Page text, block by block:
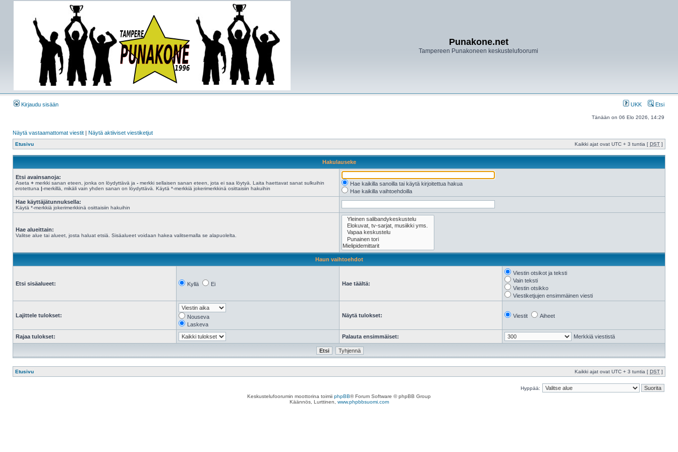
Punakone.net
Tampereen Punakoneen keskustelufoorumi
Kirjaudu sisään UKK Etsi
Tänään on 06 Elo 2026, 14:29
Näytä vastaamattomat viestit | Näytä aktiiviset viestiketjut
Etusivu Kaikki ajat ovat UTC + 3 tuntia [ DST ]
Hakulauseke
Etsi avainsanoja:
Aseta + merkki sanan eteen, jonka on löydyttävä ja - merkki sellaisen sanan eteen, jota ei saa löytyä. Laita haettavat sanat sulkuihin
erotettuna |-merkillä, mikäli vain yhden sanan on löydyttävä. Käytä *-merkkiä jokerimerkkinä osittaisiin hakuihin
Hae kaikilla sanoilla tai käytä kirjoitettua hakua
Hae kaikilla vaihtoehdoilla
Hae käyttäjätunnuksella:
Käytä *-merkkiä jokerimerkkinä osittaisiin hakuihin
Hae alueittain:
Valitse alue tai alueet, josta haluat etsiä. Sisäalueet voidaan hakea valitsemalla se alapuolelta.
Haun vaihtoehdot
Etsi sisäalueet: Kyllä Ei Hae täältä:
Viestin otsikot ja teksti
Vain teksti
Viestin otsikko
Viestiketjujen ensimmäinen viesti
Lajittele tulokset:
Nouseva
Laskeva
Näytä tulokset: Viestit Aiheet
Rajaa tulokset: Palauta ensimmäiset: Merkkiä viestistä
Etusivu Kaikki ajat ovat UTC + 3 tuntia [ DST ]
Hyppää:
Keskustelufoorumin moottorina toimii phpBB® Forum Software © phpBB Group
Käännös, Lurttinen, www.phpbbsuomi.com